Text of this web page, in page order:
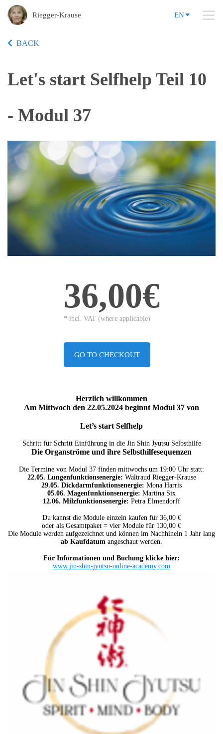
Riegger-Krause EN
BACK
Let's start Selfhelp Teil 10
- Modul 37
36,00€
* incl. VAT (where applicable)
GO TO CHECKOUT
Herzlich willkommen
Am Mittwoch den 22.05.2024 beginnt Modul 37 von
Let’s start Selfhelp
Schritt für Schritt Einführung in die Jin Shin Jyutsu Selbsthilfe
Die Organströme und ihre Selbsthilfesequenzen
Die Termine von Modul 37 finden mittwochs um 19:00 Uhr statt:
22.05. Lungenfunktionsenergie: Waltraud Riegger-Krause
29.05. Dickdarmfunktionsenergie: Mona Harris
05.06. Magenfunktionsenergie: Martina Six
12.06. Milzfunktionsenergie: Petra Elmendorff
Du kannst die Module einzeln kaufen für 36,00 €
oder als Gesamtpaket = vier Module für 130,00 €
Die Module werden aufgezeichnet und können im Nachhinein 1 Jahr lang
ab Kaufdatum angeschaut werden.
Für Informationen und Buchung klicke hier:
www.jin-shin-jyutsu-online-academy.com